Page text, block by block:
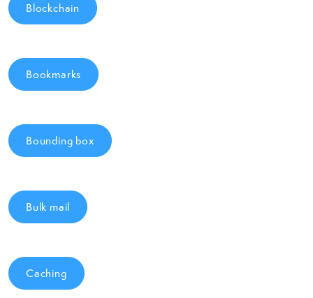
Blockchain
Bookmarks
Bounding box
Bulk mail
Caching